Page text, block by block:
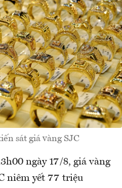
sát giá vàng SJC
ngày 17/8, giá vàng
niêm yết 77 triệu